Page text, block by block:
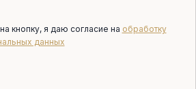
кнопку, я даю согласие на обработку
данных